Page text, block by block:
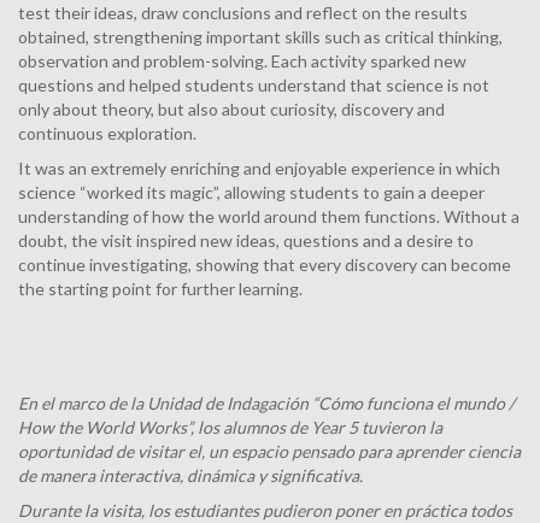
test their ideas, draw conclusions and reflect on the results
obtained, strengthening important skills such as critical thinking,
observation and problem-solving. Each activity sparked new
questions and helped students understand that science is not
only about theory, but also about curiosity, discovery and
continuous exploration.
It was an extremely enriching and enjoyable experience in which
science “worked its magic”, allowing students to gain a deeper
understanding of how the world around them functions. Without a
doubt, the visit inspired new ideas, questions and a desire to
continue investigating, showing that every discovery can become
the starting point for further learning.
En el marco de la Unidad de Indagación “Cómo funciona el mundo /
How the World Works”, los alumnos de Year 5 tuvieron la
oportunidad de visitar el, un espacio pensado para aprender ciencia
de manera interactiva, dinámica y significativa.
Durante la visita, los estudiantes pudieron poner en práctica todos